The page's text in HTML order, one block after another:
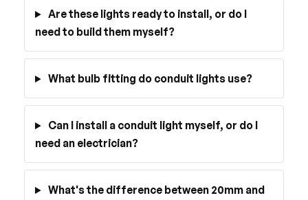
Are these lights ready to install, or do I
need to build them myself?
What bulb fitting do conduit lights use?
Can I install a conduit light myself, or do I
need an electrician?
What's the difference between 20mm and